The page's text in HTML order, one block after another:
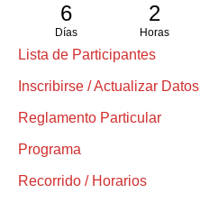
6
Días
2
Horas
Lista de Participantes
Inscribirse / Actualizar Datos
Reglamento Particular
Programa
Recorrido / Horarios